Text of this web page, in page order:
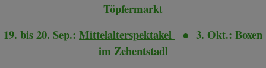
Töpfermarkt
19. bis 20. Sep.: Mittelalterspektakel ● 3. Okt.: Boxen
im Zehentstadl